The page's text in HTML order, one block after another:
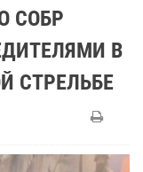
СОБР
В
СТРЕЛЬБЕ